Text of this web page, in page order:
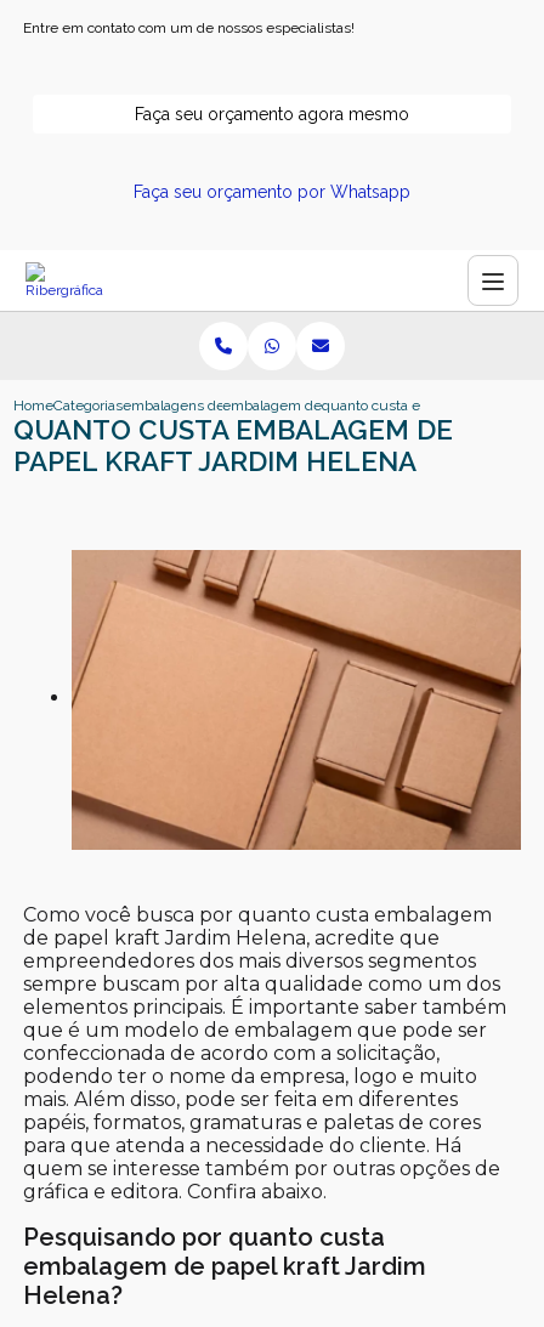
Entre em contato com um de nossos especialistas!
Faça seu orçamento agora mesmo
Faça seu orçamento por Whatsapp
HomeCategoriasembalagens de papelembalagem de papelquanto custa embalagem de
QUANTO CUSTA EMBALAGEM DE
PAPEL KRAFT JARDIM HELENA
Como você busca por quanto custa embalagem
de papel kraft Jardim Helena, acredite que
empreendedores dos mais diversos segmentos
sempre buscam por alta qualidade como um dos
elementos principais. É importante saber também
que é um modelo de embalagem que pode ser
confeccionada de acordo com a solicitação,
podendo ter o nome da empresa, logo e muito
mais. Além disso, pode ser feita em diferentes
papéis, formatos, gramaturas e paletas de cores
para que atenda a necessidade do cliente. Há
quem se interesse também por outras opções de
gráfica e editora. Confira abaixo.
Pesquisando por quanto custa
embalagem de papel kraft Jardim
Helena?